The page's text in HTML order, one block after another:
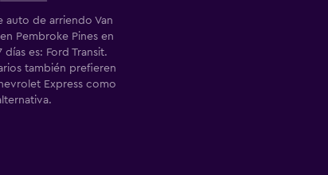
auto de arriendo Van
Pembroke Pines en
días es: Ford Transit.
también prefieren
Express como